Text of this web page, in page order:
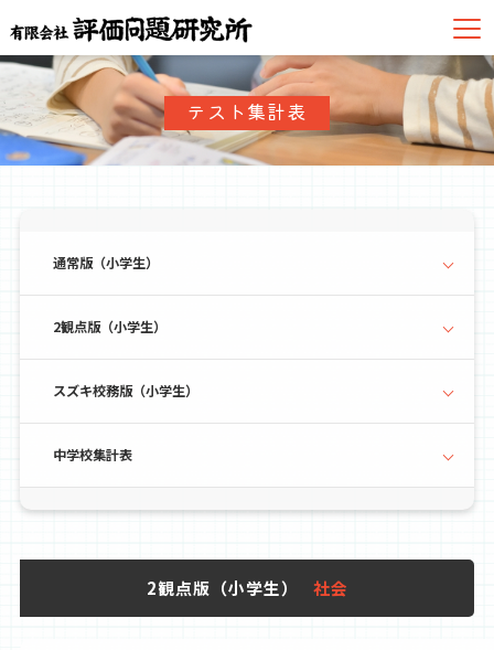
テスト集計表
通常版（小学生）
2観点版（小学生）
スズキ校務版（小学生）
中学校集計表
2観点版（小学生） 社会